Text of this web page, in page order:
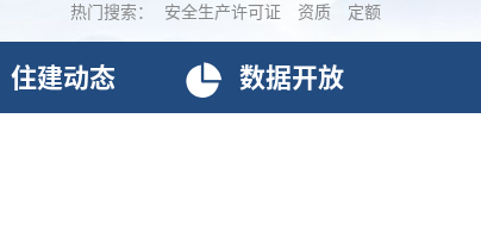
热门搜索： 安全生产许可证 资质 定额
住建动态 数据开放